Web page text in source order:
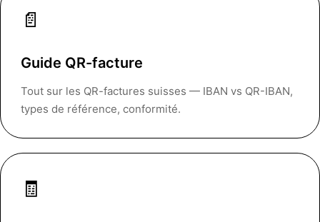
📄
Guide QR-facture
Tout sur les QR-factures suisses — IBAN vs QR-IBAN,
types de référence, conformité.
🧾